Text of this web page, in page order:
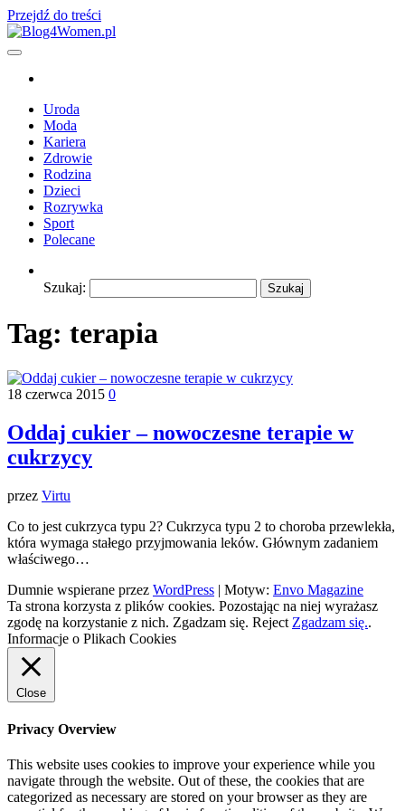
Przejdź do treści
Uroda
Moda
Kariera
Zdrowie
Rodzina
Dzieci
Rozrywka
Sport
Polecane
Szukaj:
Tag: terapia
18 czerwca 2015 0
Oddaj cukier – nowoczesne terapie w
cukrzycy
przez Virtu
Co to jest cukrzyca typu 2? Cukrzyca typu 2 to choroba przewlekła,
która wymaga stałego przyjmowania leków. Głównym zadaniem
właściwego…
Dumnie wspierane przez WordPress | Motyw: Envo Magazine
Ta strona korzysta z plików cookies. Pozostając na niej wyrażasz
zgodę na korzystanie z nich. Zgadzam się. Reject Zgadzam się..
Informacje o Plikach Cookies
Close
Privacy Overview
This website uses cookies to improve your experience while you
navigate through the website. Out of these, the cookies that are
categorized as necessary are stored on your browser as they are